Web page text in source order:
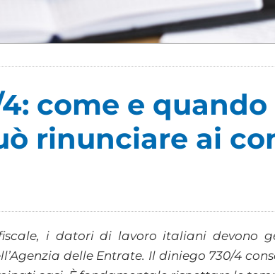
come e
rinunciare ai
i datori di lavoro italiani devono
delle Entrate. Il diniego 730/4